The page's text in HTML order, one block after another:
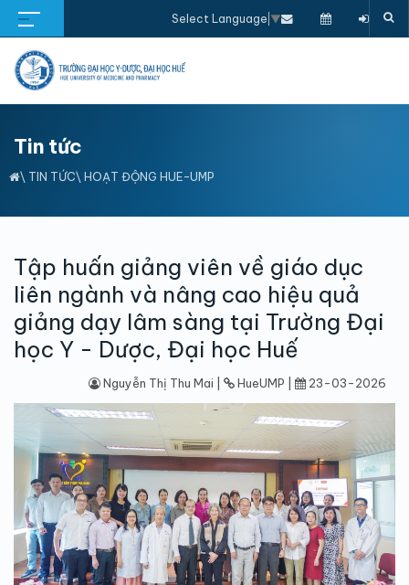
Select Language ▼
Tin tức
\ TIN TỨC\ HOẠT ĐỘNG HUE-UMP
Tập huấn giảng viên về giáo dục
liên ngành và nâng cao hiệu quả
giảng dạy lâm sàng tại Trường Đại
học Y - Dược, Đại học Huế
Nguyễn Thị Thu Mai | HueUMP | 23-03-2026